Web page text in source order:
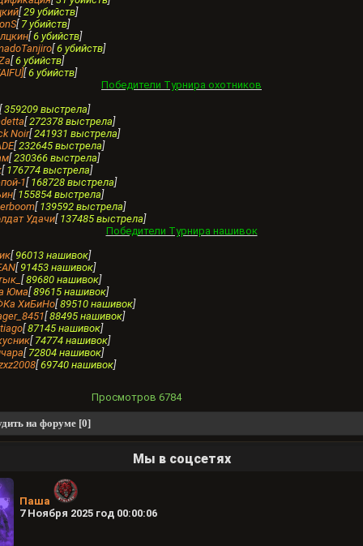
[ 29 убийств]
[ 7 убийств]
[ 6 убийств]
[ 6 убийств]
[ 6 убийств]
[ 6 убийств]
Победители Турнира охотников
[ 359209 выстрела]
[ 272378 выстрела]
Noir[ 241931 выстрела]
[ 232645 выстрела]
[ 230366 выстрела]
[ 176774 выстрела]
1[ 168728 выстрела]
[ 155854 выстрела]
[ 139592 выстрела]
Удачи[ 137485 выстрела]
Победители Турнира нашивок
[ 96013 нашивок]
[ 91453 нашивок]
[ 89680 нашивок]
Юма[ 89615 нашивок]
ХиБиНо[ 89510 нашивок]
[ 88495 нашивок]
[ 87145 нашивок]
[ 74774 нашивок]
[ 72804 нашивок]
[ 69740 нашивок]
Просмотров 6784
на форуме [0]
Мы в соцсетях
Паша
7 Ноября 2025 год 00:00:06